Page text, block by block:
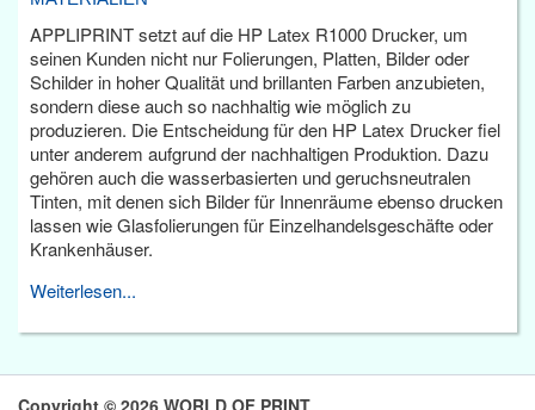
APPLIPRINT setzt auf die HP Latex R1000 Drucker, um
seinen Kunden nicht nur Folierungen, Platten, Bilder oder
Schilder in hoher Qualität und brillanten Farben anzubieten,
sondern diese auch so nachhaltig wie möglich zu
produzieren. Die Entscheidung für den HP Latex Drucker fiel
unter anderem aufgrund der nachhaltigen Produktion. Dazu
gehören auch die wasserbasierten und geruchsneutralen
Tinten, mit denen sich Bilder für Innenräume ebenso drucken
lassen wie Glasfolierungen für Einzelhandelsgeschäfte oder
Krankenhäuser.
Weiterlesen...